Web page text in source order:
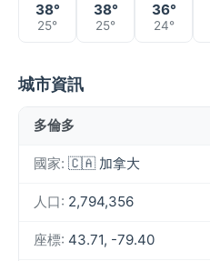
38°
25°
38°
25°
36°
24°
城市資訊
多倫多
國家: 🇨🇦 加拿大
人口: 2,794,356
座標: 43.71, -79.40